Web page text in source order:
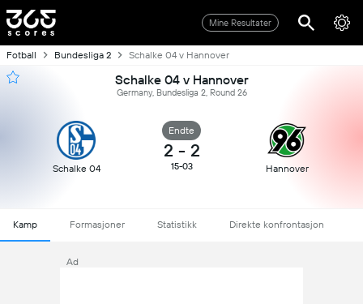
Mine Resultater
Fotball Bundesliga 2 Schalke 04 v Hannover
Schalke 04 v Hannover
Germany, Bundesliga 2, Round 26
Schalke 04
Endte
2 - 2
15-03 Hannover
Kamp Formasjoner Statistikk Direkte konfrontasjon
Ad